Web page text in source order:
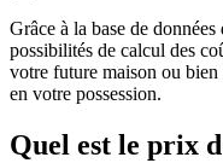
Grâce à la base de
possibilités de calcul des
votre future maison ou
en votre possession.
Quel est le prix